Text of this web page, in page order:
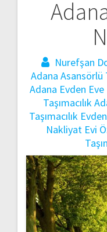
Nurefşan
Adana Asansörlü
Adana Evden
Taşımacılık
Taşımacılık
Nakliyat Evi
Yazı